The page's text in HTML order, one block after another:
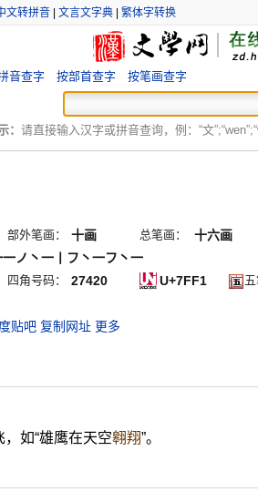
文转拼音| 文言文字典| 繁体字转换
音查字 按部首查字 按笔画查字
： 请直接输入汉字或拼音查询，例：“文”;“wen”;“
部外笔画： 十画 总笔画： 十六画
一ノ丶一丨フ丶一フ丶一
四角号码： 27420 U+7FF1 五
贴吧 复制网址 更多
如“雄鹰在天空翱翔”。